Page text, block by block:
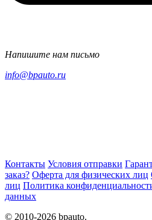
Напишите нам письмо
info@bpauto.ru
Контакты Условия отправки
заказ? Оферта для физических лиц
лиц Политика
данных
© 2010-2026 bpauto.